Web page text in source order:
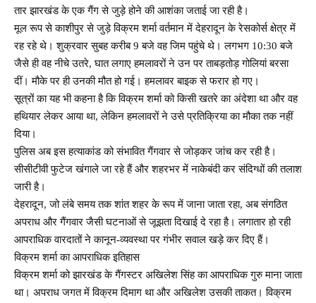
तार झारखंड के एक गैंग से जुड़े होने की आशंका जताई जा रही है।
मूल रूप से काशीपुर से जुड़े विक्रम शर्मा वर्तमान में देहरादून के रेसकोर्स क्षेत्र में
रह रहे थे। शुक्रवार सुबह करीब 9 बजे वह जिम पहुंचे थे। लगभग 10:30 बजे
जैसे ही वह नीचे उतरे, घात लगाए हमलावरों ने उन पर ताबड़तोड़ गोलियां बरसा
दीं। मौके पर ही उनकी मौत हो गई। हमलावर बाइक से फरार हो गए।
सूत्रों का यह भी कहना है कि विक्रम शर्मा को किसी खतरे का अंदेशा था और वह
हथियार लेकर आया था, लेकिन हमलावरों ने उसे प्रतिक्रिया का मौका तक नहीं
दिया।
पुलिस अब इस हत्याकांड को संभावित गैंगवार से जोड़कर जांच कर रही है।
सीसीटीवी फुटेज खंगाले जा रहे हैं और शहरभर में नाकेबंदी कर संदिग्धों की तलाश
जारी है।
देहरादून, जो लंबे समय तक शांत शहर के रूप में जाना जाता रहा, अब संगठित
अपराध और गैंगवार जैसी घटनाओं से जूझता दिखाई दे रहा है। लगातार हो रही
आपराधिक वारदातों ने कानून-व्यवस्था पर गंभीर सवाल खड़े कर दिए हैं।
विक्रम शर्मा का आपराधिक इतिहास
विक्रम शर्मा को झारखंड के गैंगस्टर अखिलेश सिंह का आपराधिक गुरु माना जाता
था। अपराध जगत में विक्रम दिमाग था और अखिलेश उसकी ताकत। विक्रम